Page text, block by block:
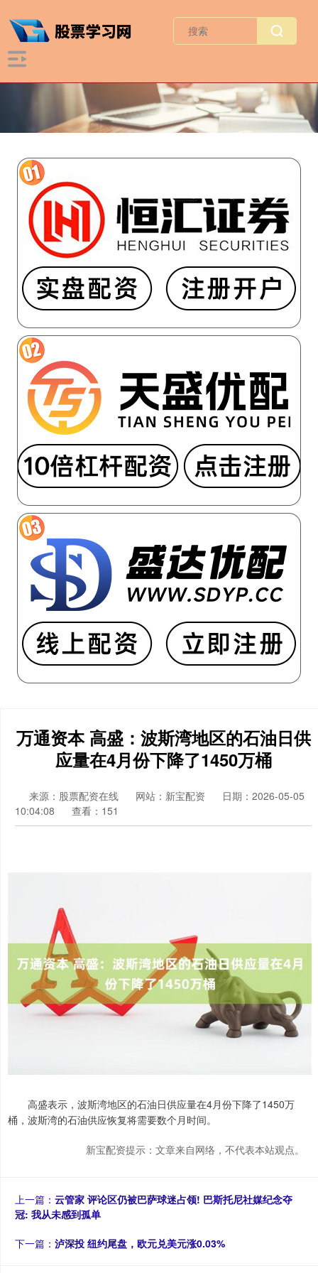
万通资本 高盛：波斯湾地区的石油日供
应量在4月份下降了1450万桶
来源：股票配资在线 网站：新宝配资
日期：2026-05-05
10:04:08
查看：151
高盛表示，波斯湾地区的石油日供应量在4月份下降了1450万
桶，波斯湾的石油供应恢复将需要数个月时间。
新宝配资提示：文章来自网络，不代表本站观点。
上一篇： 云管家 评论区仍被巴萨球迷占领! 巴斯托尼社媒纪念夺
冠: 我从未感到孤单
下一篇： 泸深投 纽约尾盘，欧元兑美元涨0.03%